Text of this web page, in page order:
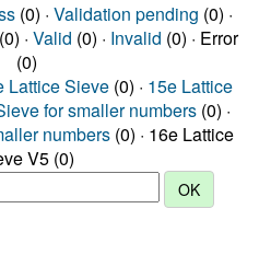
(0) · Validation pending (0) ·
· Valid (0) · Invalid (0) · Error
(0)
Lattice Sieve (0) · 15e Lattice
for smaller numbers (0) ·
numbers (0) · 16e Lattice
V5 (0)